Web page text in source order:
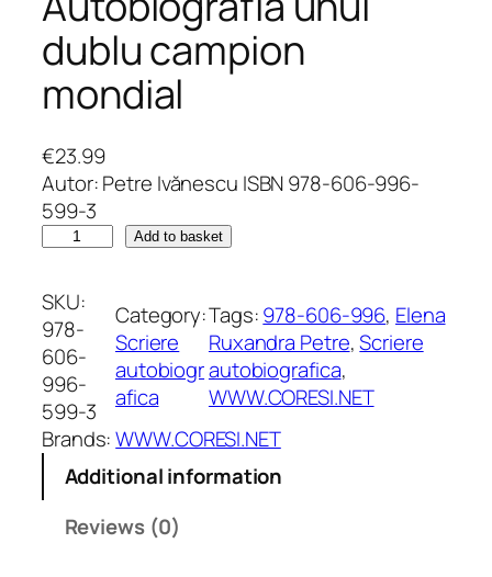
dublu campion
mondial
€23.99
Autor: Petre Ivănescu ISBN 978-606-996-
599-3
v
r
u
t
s
ă
a
Add to basket
SKU:
978-
606-
996-
599-3
Category:
Scriere
autobiogr
afica
Tags:978-606-996, Elena
Ruxandra Petre, Scriere
autobiografica
WWW.CORESI.NET
Brands:WWW.CORESI.NET
Additional information
Reviews (0)